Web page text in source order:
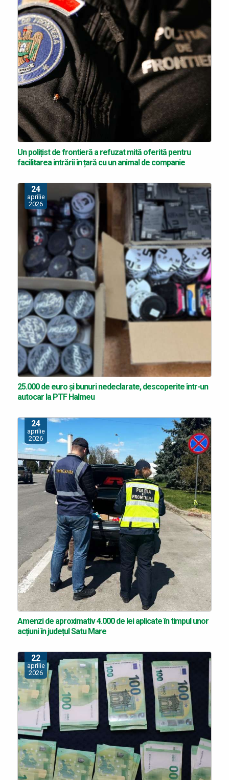
Un polițist de frontieră a refuzat mită oferită pentru
facilitarea intrării în țară cu un animal de companie
24
aprilie
2026
25.000 de euro şi bunuri nedeclarate, descoperite într-un
autocar la PTF Halmeu
24
aprilie
2026
Amenzi de aproximativ 4.000 de lei aplicate în timpul unor
acțiuni în județul Satu Mare
22
aprilie
2026